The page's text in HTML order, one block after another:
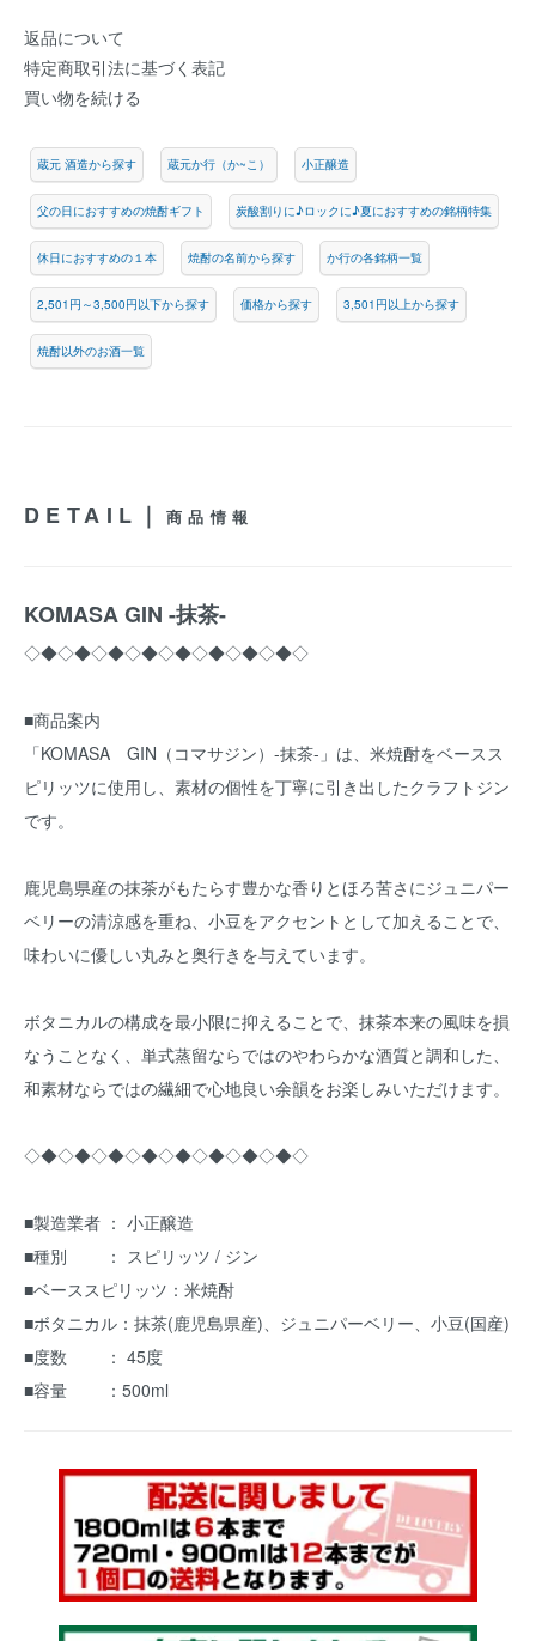
返品について
特定商取引法に基づく表記
買い物を続ける
蔵元 酒造から探す 蔵元か行（か~こ） 小正醸造
父の日におすすめの焼酎ギフト 炭酸割りに♪ロックに♪夏におすすめの銘柄特集
休日におすすめの１本 焼酎の名前から探す か行の各銘柄一覧
2,501円～3,500円以下から探す 価格から探す 3,501円以上から探す
焼酎以外のお酒一覧
DETAIL｜ 商品情報
KOMASA GIN -抹茶-
◇◆◇◆◇◆◇◆◇◆◇◆◇◆◇◆◇
■商品案内
「KOMASA GIN（コマサジン）-抹茶-」は、米焼酎をベースス
ピリッツに使用し、素材の個性を丁寧に引き出したクラフトジン
です。
鹿児島県産の抹茶がもたらす豊かな香りとほろ苦さにジュニパー
ベリーの清涼感を重ね、小豆をアクセントとして加えることで、
味わいに優しい丸みと奥行きを与えています。
ボタニカルの構成を最小限に抑えることで、抹茶本来の風味を損
なうことなく、単式蒸留ならではのやわらかな酒質と調和した、
和素材ならではの繊細で心地良い余韻をお楽しみいただけます。
◇◆◇◆◇◆◇◆◇◆◇◆◇◆◇◆◇
■製造業者 ： 小正醸造
■種別 ： スピリッツ / ジン
■ベーススピリッツ：米焼酎
■ボタニカル：抹茶(鹿児島県産)、ジュニパーベリー、小豆(国産)
■度数 ： 45度
■容量 ：500ml